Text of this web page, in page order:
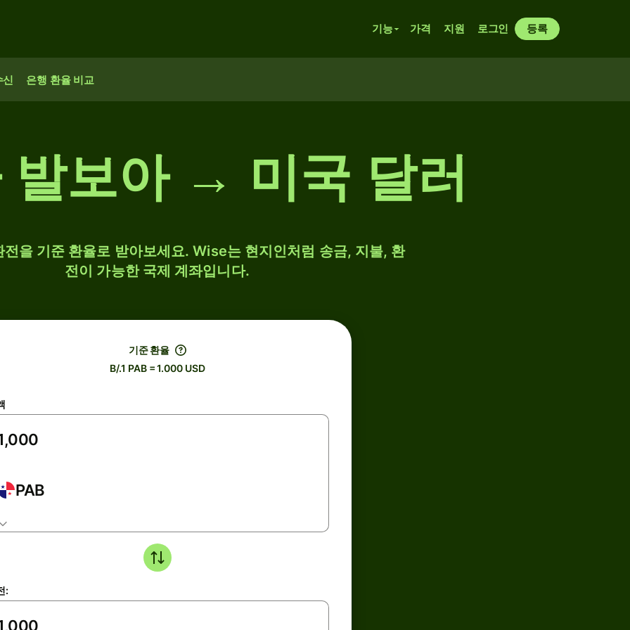
기능 가격 지원 로그인 등록
신 은행 환율 비교
발보아 → 미국 달러
을 기준 환율로 받아보세요. Wise는 현지인처럼 송금, 지불, 환
전이 가능한 국제 계좌입니다.
기준 환율
B/.1 PAB = 1.000 USD
PAB
: